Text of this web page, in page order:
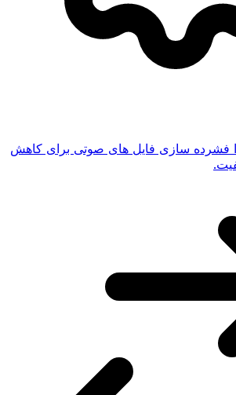
فشرده سازی فایل های صوتی برای کاهش